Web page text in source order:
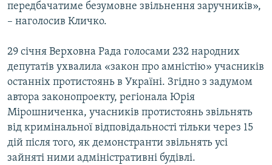
передбачатиме безумовне звільнення заручників»,
– наголосив Кличко.
29 січня Верховна Рада голосами 232 народних
депутатів ухвалила «закон про амністію» учасників
останніх протистоянь в Україні. Згідно з задумом
автора законопроекту, регіонала Юрія
Мірошниченка, учасників протистоянь звільнять
від кримінальної відповідальності тільки через 15
дій після того, як демонстранти звільнять усі
зайняті ними адміністративні будівлі.